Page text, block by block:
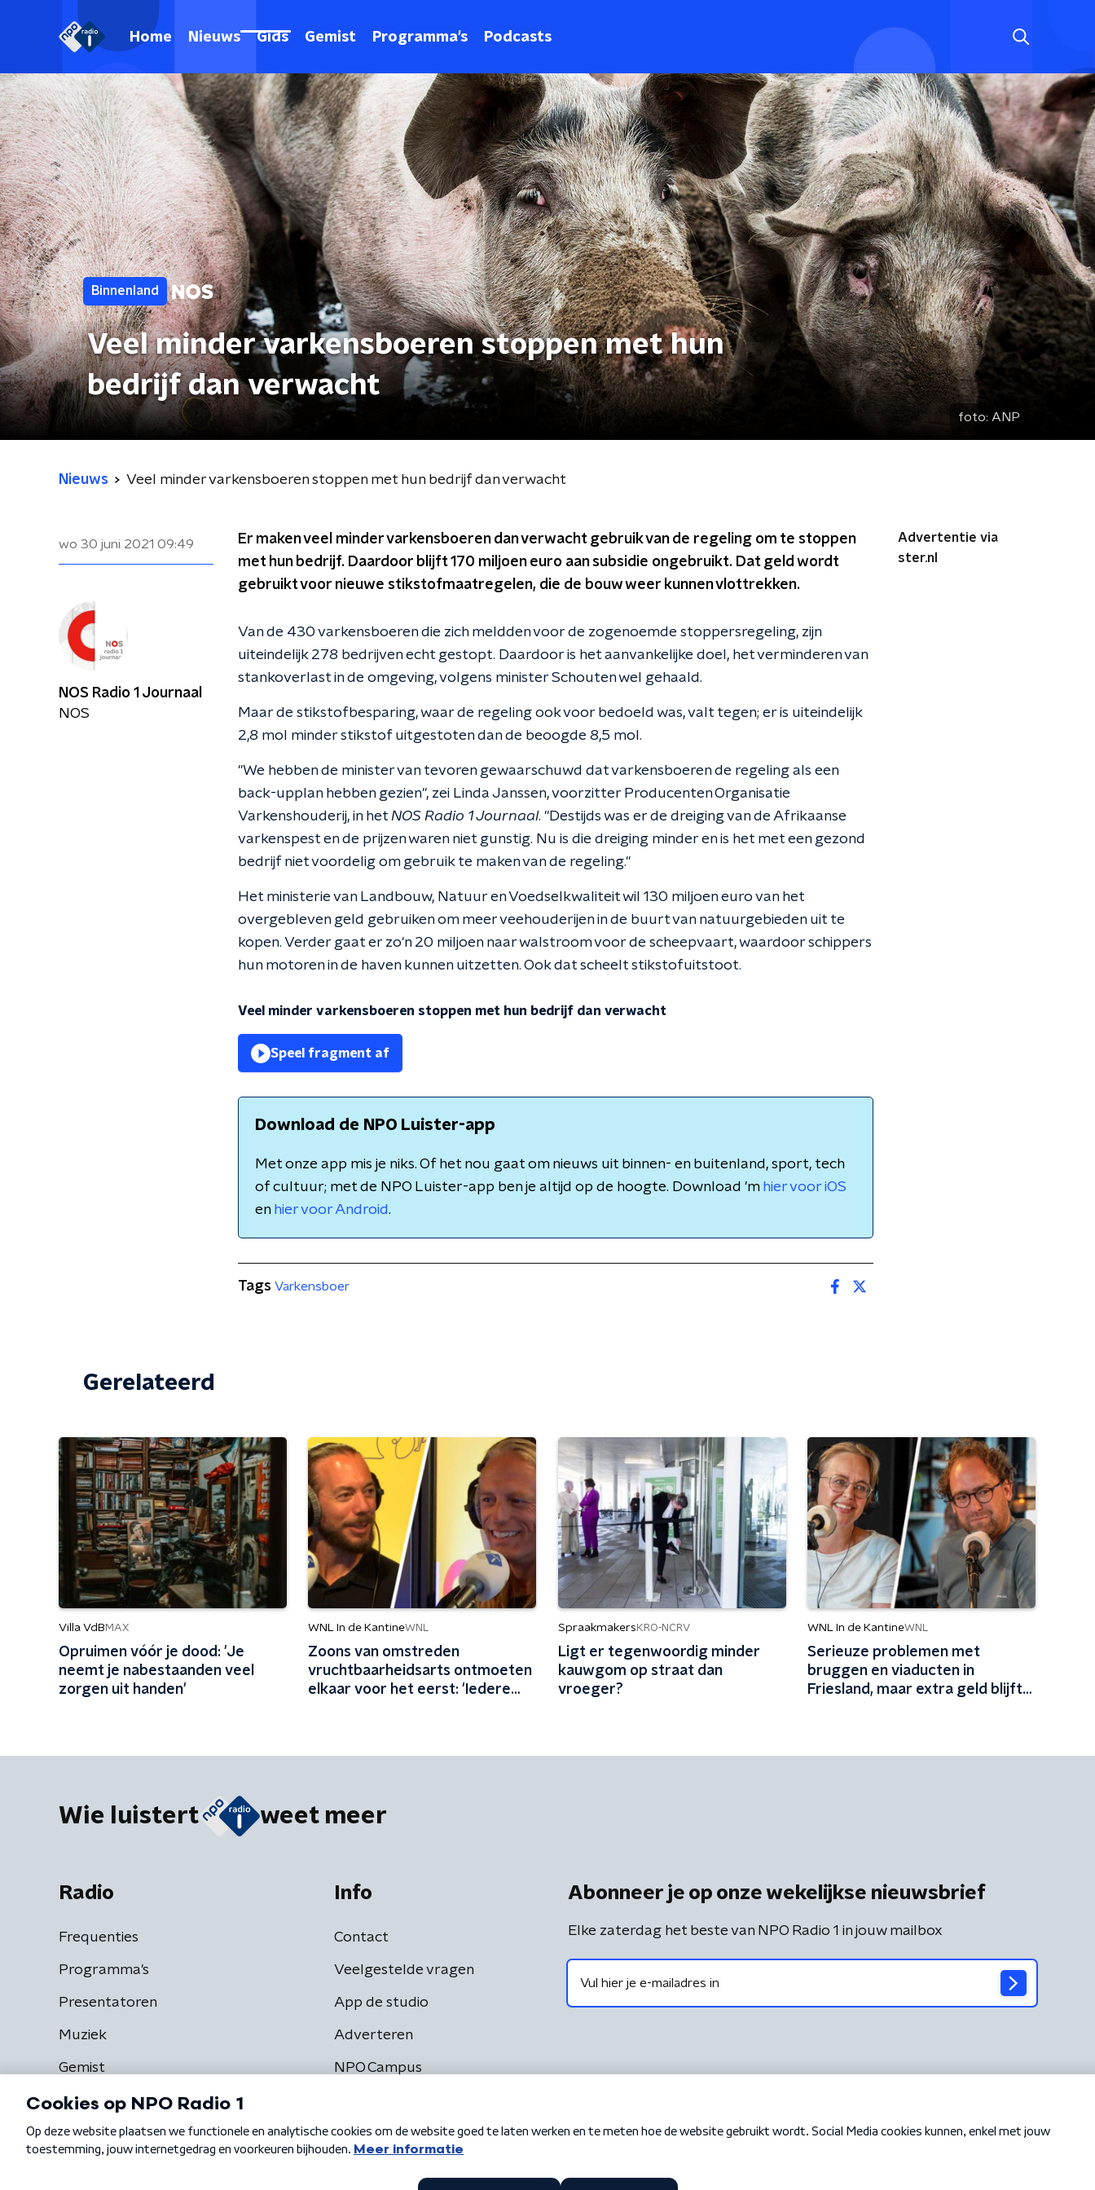
Home Nieuws Gids Gemist Programma's Podcasts
Binnenland
Veel minder varkensboeren stoppen met hun
bedrijf dan verwacht
foto: ANP
Nieuws Veel minder varkensboeren stoppen met hun bedrijf dan verwacht
wo 30 juni 2021 09:49
Er maken veel minder varkensboeren dan verwacht gebruik van de regeling om te stoppen
met hun bedrijf. Daardoor blijft 170 miljoen euro aan subsidie ongebruikt. Dat geld wordt
gebruikt voor nieuwe stikstofmaatregelen, die de bouw weer kunnen vlottrekken.
Van de 430 varkensboeren die zich meldden voor de zogenoemde stoppersregeling, zijn
uiteindelijk 278 bedrijven echt gestopt. Daardoor is het aanvankelijke doel, het verminderen van
stankoverlast in de omgeving, volgens minister Schouten wel gehaald.
Maar de stikstofbesparing, waar de regeling ook voor bedoeld was, valt tegen; er is uiteindelijk
2,8 mol minder stikstof uitgestoten dan de beoogde 8,5 mol.
"We hebben de minister van tevoren gewaarschuwd dat varkensboeren de regeling als een
back-upplan hebben gezien", zei Linda Janssen, voorzitter Producenten Organisatie
Varkenshouderij, in het NOS Radio 1 Journaal. "Destijds was er de dreiging van de Afrikaanse
varkenspest en de prijzen waren niet gunstig. Nu is die dreiging minder en is het met een gezond
bedrijf niet voordelig om gebruik te maken van de regeling."
Het ministerie van Landbouw, Natuur en Voedselkwaliteit wil 130 miljoen euro van het
overgebleven geld gebruiken om meer veehouderijen in de buurt van natuurgebieden uit te
kopen. Verder gaat er zo'n 20 miljoen naar walstroom voor de scheepvaart, waardoor schippers
hun motoren in de haven kunnen uitzetten. Ook dat scheelt stikstofuitstoot.
Veel minder varkensboeren stoppen met hun bedrijf dan verwacht
Speel fragment af
Download de NPO Luister-app
Met onze app mis je niks. Of het nou gaat om nieuws uit binnen- en buitenland, sport, tech
of cultuur; met de NPO Luister-app ben je altijd op de hoogte. Download 'm hier voor iOS
en hier voor Android.
Advertentie via
ster.nl
NOS Radio 1 Journaal
NOS
Tags Varkensboer
Gerelateerd
Villa VdB MAX
Opruimen vóór je dood: 'Je
neemt je nabestaanden veel
zorgen uit handen'
WNL In de KantineWNL
Zoons van omstreden
vruchtbaarheidsarts ontmoeten
elkaar voor het eerst: 'Iedere
Spraakmakers KRO-NCRV
Ligt er tegenwoordig minder
kauwgom op straat dan
vroeger?
WNL In de KantineWNL
Serieuze problemen met
bruggen en viaducten in
Friesland, maar extra geld blijft
Wie luistert weet meer
Radio
Frequenties
Programma's
Presentatoren
Muziek
Gemist
Info
Contact
Veelgestelde vragen
App de studio
Adverteren
NPO Campus
Abonneer je op onze wekelijkse nieuwsbrief
Elke zaterdag het beste van NPO Radio 1 in jouw mailbox
Algemene voorwaarden Privacybeleid